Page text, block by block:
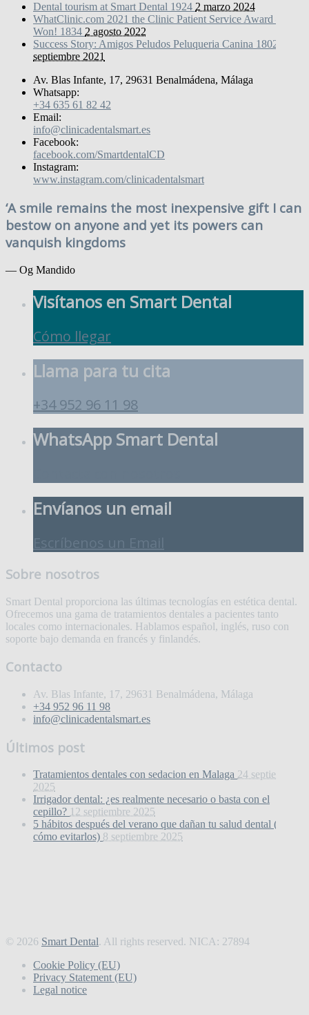
Dental tourism at Smart Dental 1924 2 marzo 2024
WhatClinic.com 2021 the Clinic Patient Service Award – We
Won! 1834 2 agosto 2022
Success Story: Amigos Peludos Peluqueria Canina 1802
septiembre 2021
Special thank you from one of our patient17139 agosto 2022
Av. Blas Infante, 17, 29631 Benalmádena, Málaga
Whatsapp:
+34 635 61 82 42
Email:
info@clinicadentalsmart.es
Facebook:
facebook.com/SmartdentalCD
Instagram:
www.instagram.com/clinicadentalsmart
‘A smile remains the most inexpensive gift I can
bestow on anyone and yet its powers can
vanquish kingdoms
— Og Mandido
Visítanos en Smart Dental
Cómo llegar
Llama para tu cita
+34 952 96 11 98
WhatsApp Smart Dental
Envíanos un email
Sobre nosotros
Smart Dental proporciona las últimas tecnologías en estética dental.
Ofrecemos una gama de tratamientos dentales a pacientes tanto
locales como internacionales. Hablamos español, inglés, ruso con
soporte bajo demanda en francés y finlandés.
Contacto
Av. Blas Infante, 17, 29631 Benalmádena, Málaga
+34 952 96 11 98
info@clinicadentalsmart.es
Últimos post
Tratamientos dentales con sedacion en Malaga 24 septiembre
2025
Irrigador dental: ¿es realmente necesario o basta con el
cepillo? 12 septiembre 2025
5 hábitos después del verano que dañan tu salud dental (y
cómo evitarlos) 8 septiembre 2025
© 2026 Smart Dental. All rights reserved. NICA: 27894
Cookie Policy (EU)
Privacy Statement (EU)
Legal notice